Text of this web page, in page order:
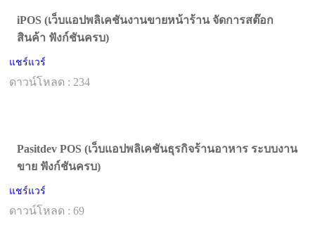
iPOS (เว็บแอปพลิเคชันงานขายหน้าร้าน จัดการสต๊อก
สินค้า ฟังก์ชันครบ)
แชร์แวร์
ดาวน์โหลด : 234
Pasitdev POS (เว็บแอปพลิเคชันธุรกิจร้านอาหาร ระบบงาน
ขาย ฟังก์ชันครบ)
แชร์แวร์
ดาวน์โหลด : 69